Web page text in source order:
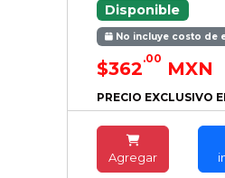
Disponible
No incluye costo de
$362.00 MXN
PRECIO EXCLUSIVO
Agregar